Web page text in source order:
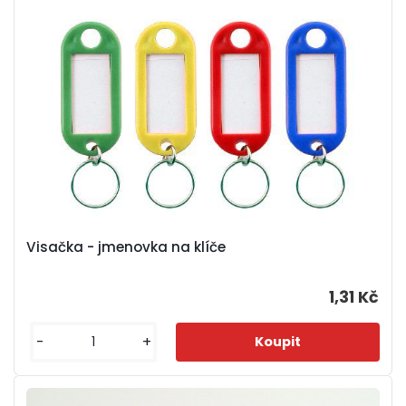
Visačka - jmenovka na klíče
1,31 Kč
- +